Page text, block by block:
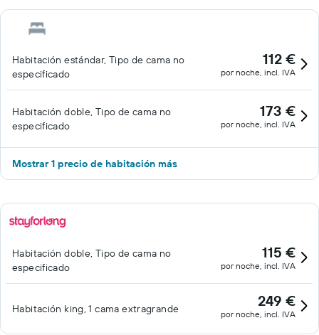
Habitación estándar, Tipo de cama no
especificado
112 €
por noche, incl. IVA
Habitación doble, Tipo de cama no
especificado
173 €
por noche, incl. IVA
Mostrar 1 precio de habitación más
Habitación doble, Tipo de cama no
especificado
115 €
por noche, incl. IVA
Habitación king, 1 cama extragrande 249 €
por noche, incl. IVA